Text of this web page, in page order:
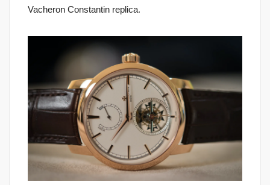
Vacheron Constantin replica.